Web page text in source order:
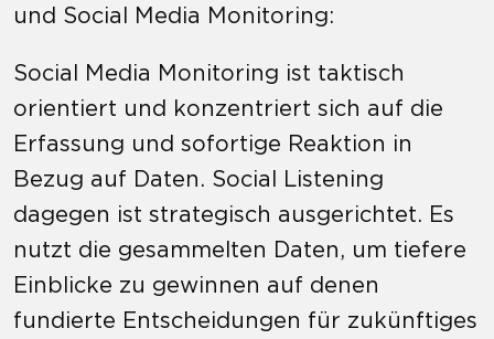
und Social Media Monitoring:
Social Media Monitoring ist taktisch
orientiert und konzentriert sich auf die
Erfassung und sofortige Reaktion in
Bezug auf Daten. Social Listening
dagegen ist strategisch ausgerichtet. Es
nutzt die gesammelten Daten, um tiefere
Einblicke zu gewinnen auf denen
fundierte Entscheidungen für zukünftiges